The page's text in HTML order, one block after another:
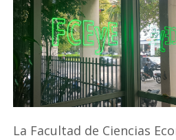
La Facultad de Ciencias